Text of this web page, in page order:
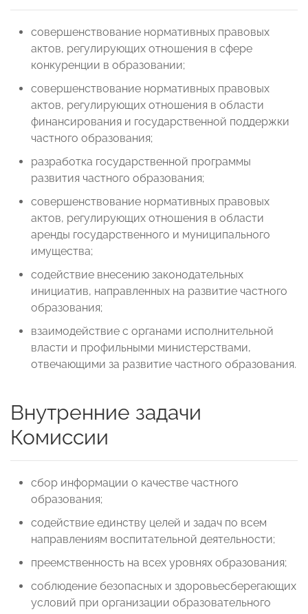
совершенствование нормативных правовых
актов, регулирующих отношения в сфере
конкуренции в образовании;
совершенствование нормативных правовых
актов, регулирующих отношения в области
финансирования и государственной поддержки
частного образования;
разработка государственной программы
развития частного образования;
совершенствование нормативных правовых
актов, регулирующих отношения в области
аренды государственного и муниципального
имущества;
содействие внесению законодательных
инициатив, направленных на развитие частного
образования;
взаимодействие с органами исполнительной
власти и профильными министерствами,
отвечающими за развитие частного образования.
Внутренние задачи
Комиссии
сбор информации о качестве частного
образования;
содействие единству целей и задач по всем
направлениям воспитательной деятельности;
преемственность на всех уровнях образования;
соблюдение безопасных и здоровьесберегающих
условий при организации образовательного